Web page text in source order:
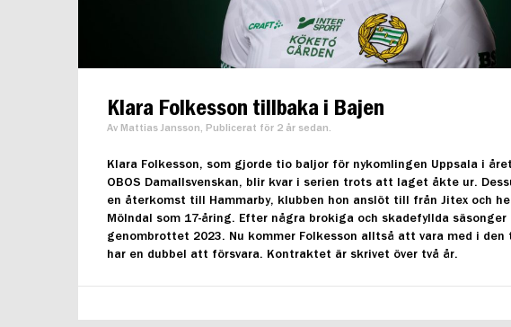
Klara Folkesson tillbaka i Bajen
Av Mattias Jansson, Publicerat för 2 år sedan.
Klara Folkesson, som gjorde tio baljor för nykomlingen Uppsala i
OBOS Damallsvenskan, blir kvar i serien trots att laget åkte ur.
en återkomst till Hammarby, klubben hon anslöt till från Jitex och
Mölndal som 17-åring. Efter några brokiga och skadefyllda
genombrottet 2023. Nu kommer Folkesson alltså att vara med i den
har en dubbel att försvara. Kontraktet är skrivet över två år.